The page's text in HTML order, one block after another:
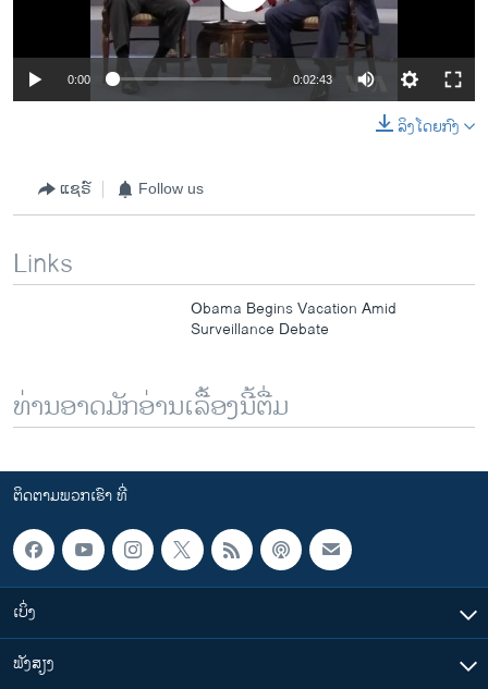
0:00 0:02:43
ລິງໂດຍກົງ
ແຊຣ໌ Follow us
Links
Obama Begins Vacation Amid
Surveillance Debate
ທ່ານອາດມັກອ່ານເລື້ອງນີ້ຕື່ມ
ຕິດຕາມພວກເຮົາ ທີ່
ເບິ່ງ
ຟັງສຽງ